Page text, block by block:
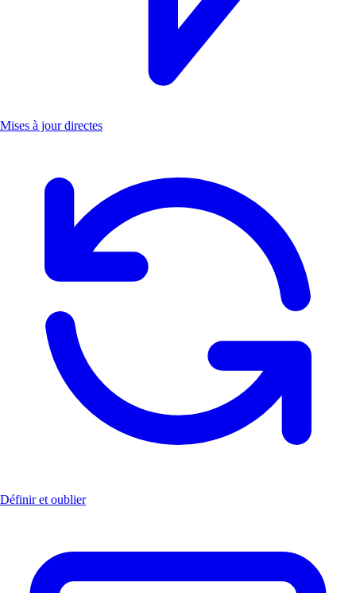
Mises à jour directes
Définir et oublier